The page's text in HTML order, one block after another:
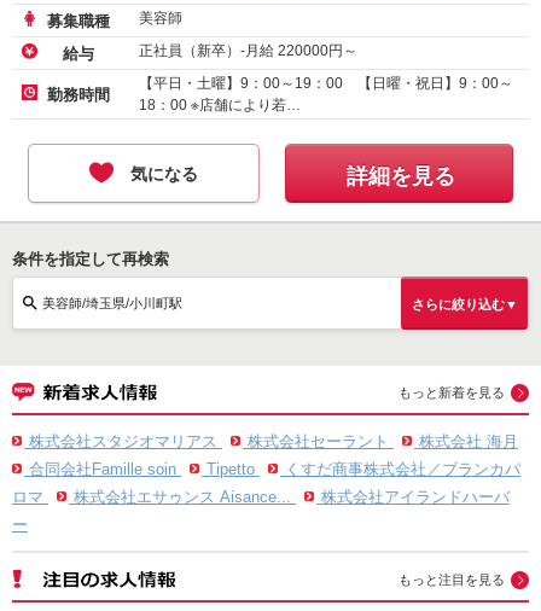
募集職種 美容師
給与 正社員（新卒）-月給 220000円～
勤務時間
【平日・土曜】9：00～19：00 【日曜・祝日】9：00～
18：00 ※店舗により若…
気になる 詳細を見る
条件を指定して再検索
美容師/埼玉県/小川町駅 さらに絞り込む▼
もっと新着を見る
株式会社スタジオマリアス 株式会社セーラント
株式会社 海月
合同会社Famille soin
Tipetto
くすだ商事株式会社／ブランカパ
ロマ
株式会社エサゥンス Aisance...
株式会社アイランドハーバ
ー
もっと注目を見る